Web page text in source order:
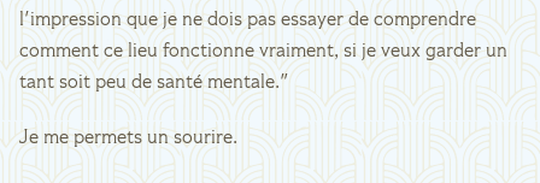
l'impression que je ne dois pas essayer de comprendre
comment ce lieu fonctionne vraiment, si je veux garder un
tant soit peu de santé mentale."
Je me permets un sourire.